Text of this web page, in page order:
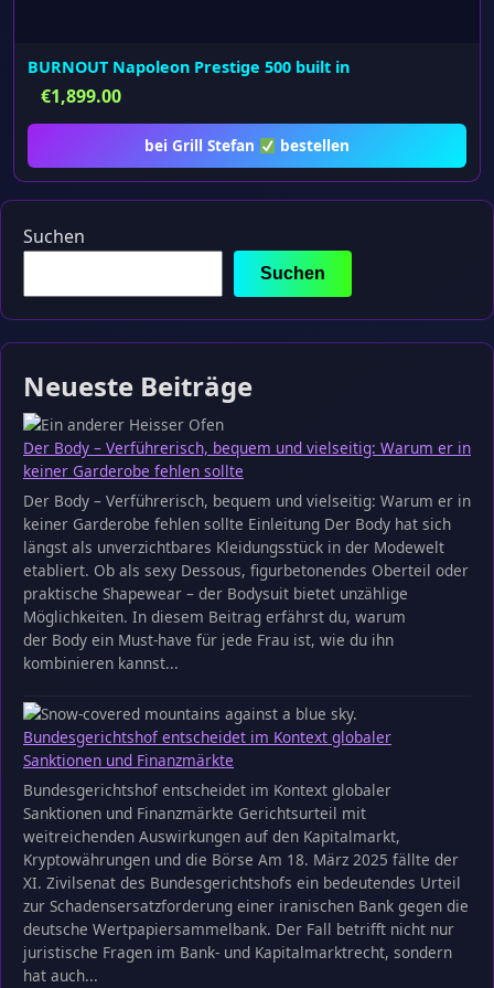
BURNOUT Napoleon Prestige 500 built in
€1,899.00
bei Grill Stefan bestellen
Suchen
Suchen
Neueste Beiträge
Der Body – Verführerisch, bequem und vielseitig: Warum er in
keiner Garderobe fehlen sollte
Der Body – Verführerisch, bequem und vielseitig: Warum er in
keiner Garderobe fehlen sollte Einleitung Der Body hat sich
längst als unverzichtbares Kleidungsstück in der Modewelt
etabliert. Ob als sexy Dessous, figurbetonendes Oberteil oder
praktische Shapewear – der Bodysuit bietet unzählige
Möglichkeiten. In diesem Beitrag erfährst du, warum
der Body ein Must-have für jede Frau ist, wie du ihn
kombinieren kannst...
Bundesgerichtshof entscheidet im Kontext globaler
Sanktionen und Finanzmärkte
Bundesgerichtshof entscheidet im Kontext globaler
Sanktionen und Finanzmärkte Gerichtsurteil mit
weitreichenden Auswirkungen auf den Kapitalmarkt,
Kryptowährungen und die Börse Am 18. März 2025 fällte der
XI. Zivilsenat des Bundesgerichtshofs ein bedeutendes Urteil
zur Schadensersatzforderung einer iranischen Bank gegen die
deutsche Wertpapiersammelbank. Der Fall betrifft nicht nur
juristische Fragen im Bank- und Kapitalmarktrecht, sondern
hat auch...